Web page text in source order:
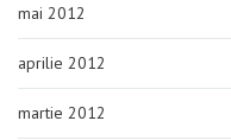
mai 2012
aprilie 2012
martie 2012